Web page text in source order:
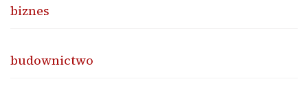
biznes
budownictwo